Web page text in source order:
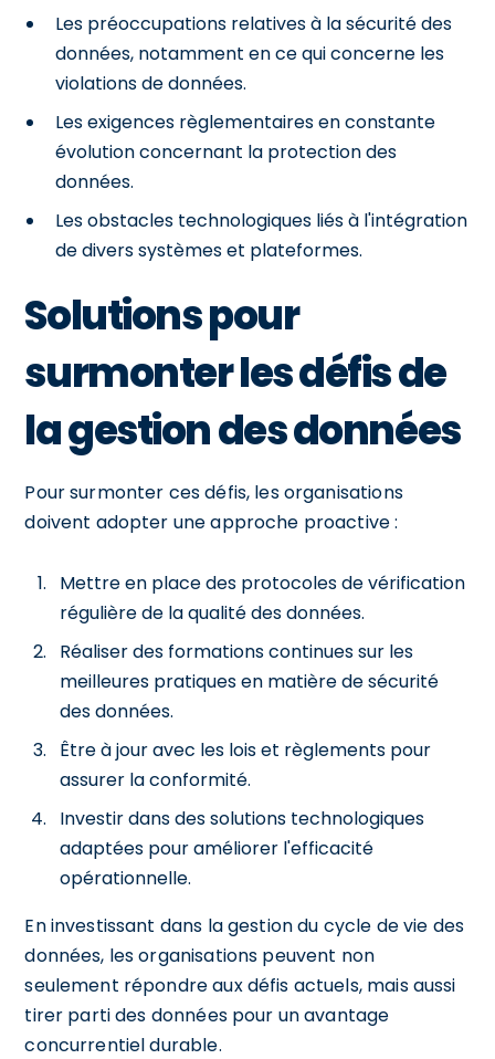
Les préoccupations relatives à la sécurité des
données, notamment en ce qui concerne les
violations de données.
Les exigences règlementaires en constante
évolution concernant la protection des
données.
Les obstacles technologiques liés à l'intégration
de divers systèmes et plateformes.
Solutions pour
surmonter les défis de
la gestion des données
Pour surmonter ces défis, les organisations
doivent adopter une approche proactive :
Mettre en place des protocoles de vérification
régulière de la qualité des données.
Réaliser des formations continues sur les
meilleures pratiques en matière de sécurité
des données.
Être à jour avec les lois et règlements pour
assurer la conformité.
Investir dans des solutions technologiques
adaptées pour améliorer l'efficacité
opérationnelle.
En investissant dans la gestion du cycle de vie des
données, les organisations peuvent non
seulement répondre aux défis actuels, mais aussi
tirer parti des données pour un avantage
concurrentiel durable.